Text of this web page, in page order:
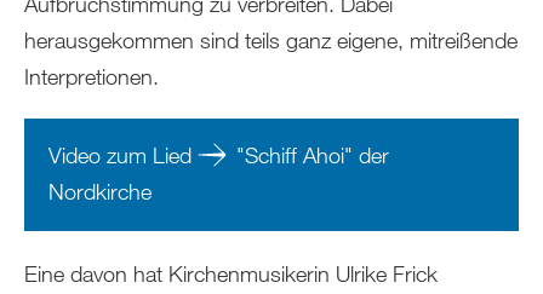
herausgekommen sind teils ganz eigene, mitreißende
Interpretionen.
Video zum Lied
"Schiff Ahoi" der
Nordkirche
Eine davon hat Kirchenmusikerin Ulrike Frick